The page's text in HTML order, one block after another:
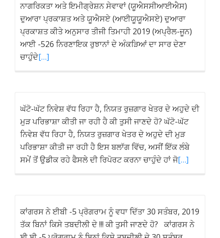
ਨਾਗਰਿਕਤਾ ਅਤੇ ਇਮੀਗ੍ਰੇਸ਼ਨ ਸੇਵਾਵਾਂ (ਯੂਐਸਸੀਆਈਐਸ)
ਦੁਆਰਾ ਪ੍ਰਕਾਸ਼ਤ ਅਤੇ ਯੂਐਸਏ (ਆਈਯੂਯੂਐਸਏ) ਦੁਆਰਾ
ਪ੍ਰਕਾਸ਼ਤ ਕੀਤੇ ਅਨੁਸਾਰ ਤੀਜੀ ਤਿਮਾਹੀ 2019 (ਅਪ੍ਰੈਲ-ਜੂਨ)
ਆਈ -526 ਨਿਰਣਾਇਕ ਰੁਝਾਨਾਂ ਦੇ ਅੰਕੜਿਆਂ ਦਾ ਸਾਰ ਦੇਣਾ
ਚਾਹੁੰਦੇ[…]
ਘੱਟੋ-ਘੱਟ ਨਿਵੇਸ਼ ਵੱਧ ਰਿਹਾ ਹੈ, ਨਿਯਤ ਰੁਜ਼ਗਾਰ ਖੇਤਰ ਦੇ ਅਹੁਦੇ ਦੀ
ਮੁੜ ਪਰਿਭਾਸ਼ਾ ਕੀਤੀ ਜਾ ਰਹੀ ਹੈ ਕੀ ਤੁਸੀ ਜਾਣਦੇ ਹੋ? ਘੱਟੋ-ਘੱਟ
ਨਿਵੇਸ਼ ਵੱਧ ਰਿਹਾ ਹੈ, ਨਿਯਤ ਰੁਜ਼ਗਾਰ ਖੇਤਰ ਦੇ ਅਹੁਦੇ ਦੀ ਮੁੜ
ਪਰਿਭਾਸ਼ਾ ਕੀਤੀ ਜਾ ਰਹੀ ਹੈ ਇਸ ਬਲਾੱਗ ਵਿੱਚ, ਅਸੀਂ ਇੱਕ ਲੰਬੇ
ਸਮੇਂ ਤੋਂ ਉਡੀਕ ਰਹੇ ਫੈਸਲੇ ਦੀ ਰਿਪੋਰਟ ਕਰਨਾ ਚਾਹੁੰਦੇ ਹਾਂ ਜੋ[…]
ਕਾਂਗਰਸ ਨੇ ਈਬੀ -5 ਪ੍ਰੋਗਰਾਮ ਨੂੰ ਵਧਾ ਦਿੱਤਾ 30 ਸਤੰਬਰ, 2019
ਤੱਕ ਬਿਨਾਂ ਕਿਸੇ ਤਬਦੀਲੀ ਦੇ !!! ਕੀ ਤੁਸੀ ਜਾਣਦੇ ਹੋ? ਕਾਂਗਰਸ ਨੇ